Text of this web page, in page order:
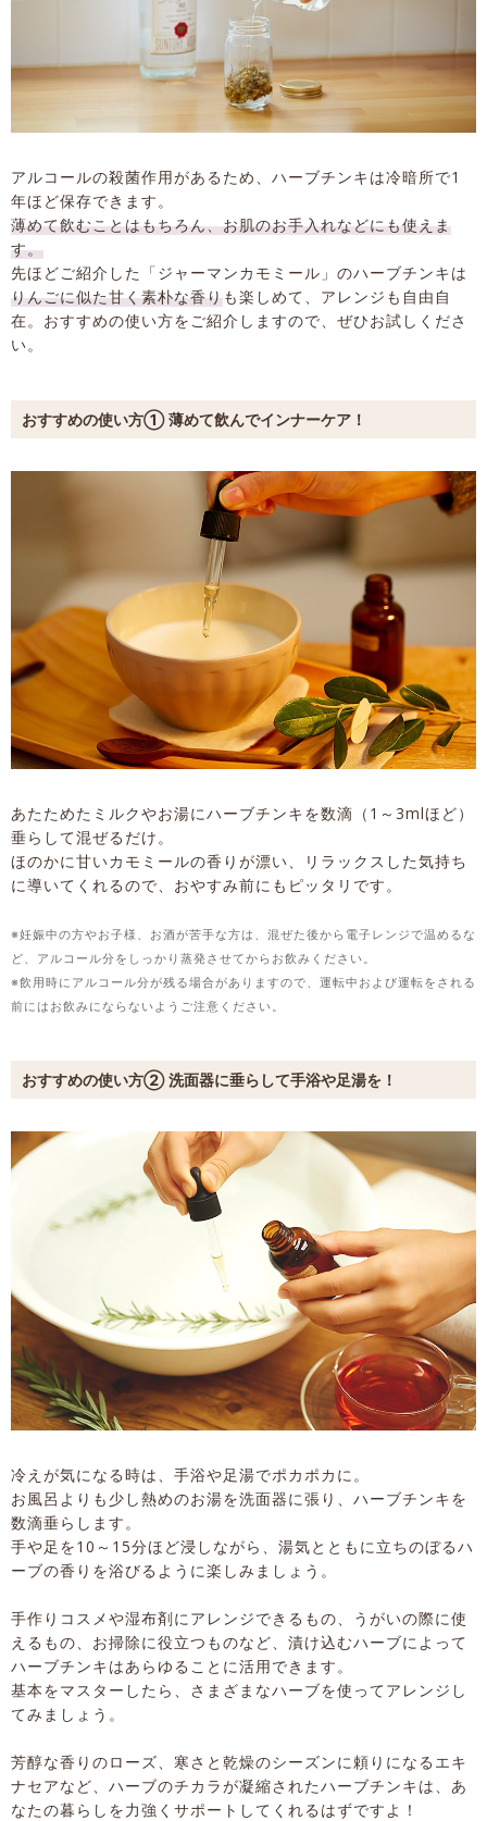
アルコールの殺菌作用があるため、ハーブチンキは冷暗所で1
年ほど保存できます。
薄めて飲むことはもちろん、お肌のお手入れなどにも使えま
す。
先ほどご紹介した「ジャーマンカモミール」のハーブチンキは
りんごに似た甘く素朴な香りも楽しめて、アレンジも自由自
在。おすすめの使い方をご紹介しますので、ぜひお試しくださ
い。
おすすめの使い方① 薄めて飲んでインナーケア！
あたためたミルクやお湯にハーブチンキを数滴（1～3mlほど）
垂らして混ぜるだけ。
ほのかに甘いカモミールの香りが漂い、リラックスした気持ち
に導いてくれるので、おやすみ前にもピッタリです。
※妊娠中の方やお子様、お酒が苦手な方は、混ぜた後から電子レンジで温めるな
ど、アルコール分をしっかり蒸発させてからお飲みください。
※飲用時にアルコール分が残る場合がありますので、運転中および運転をされる
前にはお飲みにならないようご注意ください。
おすすめの使い方② 洗面器に垂らして手浴や足湯を！
冷えが気になる時は、手浴や足湯でポカポカに。
お風呂よりも少し熱めのお湯を洗面器に張り、ハーブチンキを
数滴垂らします。
手や足を10～15分ほど浸しながら、湯気とともに立ちのぼるハ
ーブの香りを浴びるように楽しみましょう。
手作りコスメや湿布剤にアレンジできるもの、うがいの際に使
えるもの、お掃除に役立つものなど、漬け込むハーブによって
ハーブチンキはあらゆることに活用できます。
基本をマスターしたら、さまざまなハーブを使ってアレンジし
てみましょう。
芳醇な香りのローズ、寒さと乾燥のシーズンに頼りになるエキ
ナセアなど、ハーブのチカラが凝縮されたハーブチンキは、あ
なたの暮らしを力強くサポートしてくれるはずですよ！